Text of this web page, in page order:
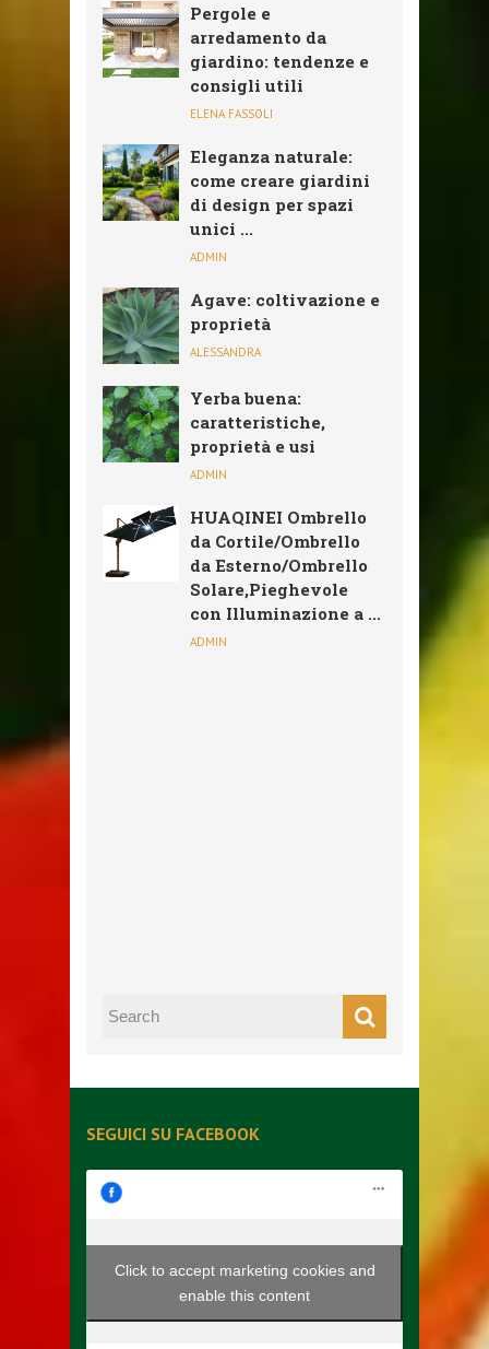
Pergole e
arredamento da
giardino: tendenze e
consigli utili
ELENA FASSOLI
Eleganza naturale:
come creare giardini
di design per spazi
unici ...
ADMIN
Agave: coltivazione e
proprietà
ALESSANDRA
Yerba buena:
caratteristiche,
proprietà e usi
ADMIN
HUAQINEI Ombrello
da Cortile/Ombrello
da Esterno/Ombrello
Solare,Pieghevole
con Illuminazione a ...
ADMIN
SEGUICI SU FACEBOOK
Click to accept marketing cookies and
enable this content